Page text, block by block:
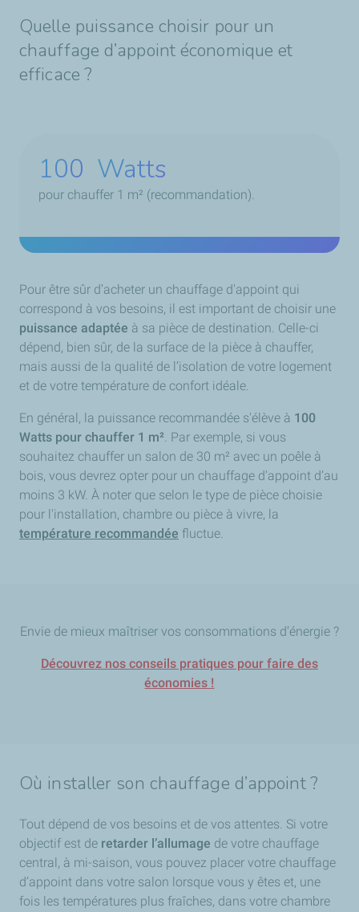
Quelle puissance choisir pour un
chauffage d’appoint économique et
efficace ?
100 Watts
pour chauffer 1 m² (recommandation).
Pour être sûr d’acheter un chauffage d'appoint qui
correspond à vos besoins, il est important de choisir une
puissance adaptée à sa pièce de destination. Celle-ci
dépend, bien sûr, de la surface de la pièce à chauffer,
mais aussi de la qualité de l’isolation de votre logement
et de votre température de confort idéale.
En général, la puissance recommandée s'élève à 100
Watts pour chauffer 1 m². Par exemple, si vous
souhaitez chauffer un salon de 30 m² avec un poêle à
bois, vous devrez opter pour un chauffage d'appoint d’au
moins 3 kW. À noter que selon le type de pièce choisie
pour l'installation, chambre ou pièce à vivre, la
température recommandée fluctue.
Envie de mieux maîtriser vos consommations d’énergie ?
Découvrez nos conseils pratiques pour faire des
économies !
Où installer son chauffage d’appoint ?
Tout dépend de vos besoins et de vos attentes. Si votre
objectif est de retarder l’allumage de votre chauffage
central, à mi-saison, vous pouvez placer votre chauffage
d’appoint dans votre salon lorsque vous y êtes et, une
fois les températures plus fraîches, dans votre chambre